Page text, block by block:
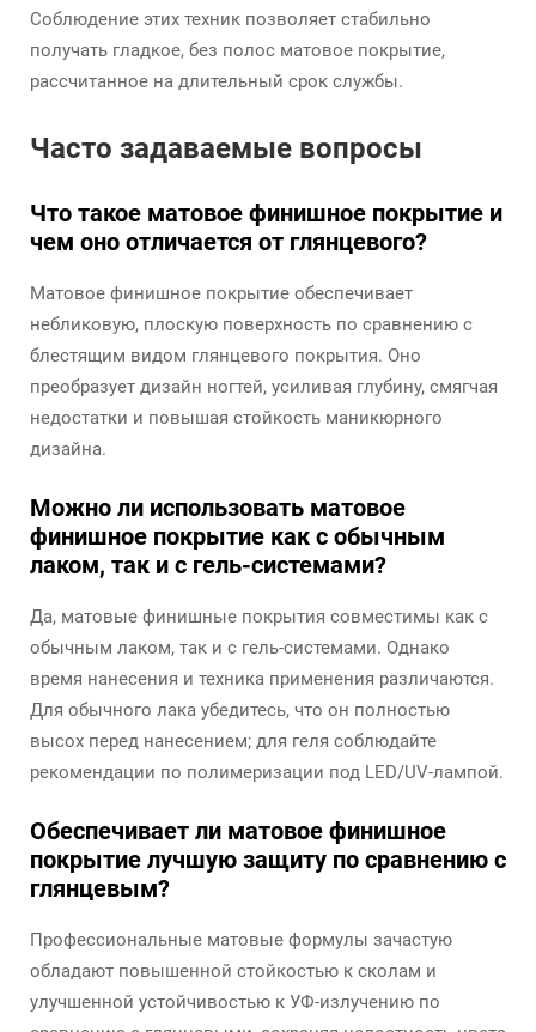
Соблюдение этих техник позволяет стабильно
получать гладкое, без полос матовое покрытие,
рассчитанное на длительный срок службы.
Часто задаваемые вопросы
Что такое матовое финишное покрытие и
чем оно отличается от глянцевого?
Матовое финишное покрытие обеспечивает
небликовую, плоскую поверхность по сравнению с
блестящим видом глянцевого покрытия. Оно
преобразует дизайн ногтей, усиливая глубину, смягчая
недостатки и повышая стойкость маникюрного
дизайна.
Можно ли использовать матовое
финишное покрытие как с обычным
лаком, так и с гель-системами?
Да, матовые финишные покрытия совместимы как с
обычным лаком, так и с гель-системами. Однако
время нанесения и техника применения различаются.
Для обычного лака убедитесь, что он полностью
высох перед нанесением; для геля соблюдайте
рекомендации по полимеризации под LED/UV-лампой.
Обеспечивает ли матовое финишное
покрытие лучшую защиту по сравнению с
глянцевым?
Профессиональные матовые формулы зачастую
обладают повышенной стойкостью к сколам и
улучшенной устойчивостью к УФ-излучению по